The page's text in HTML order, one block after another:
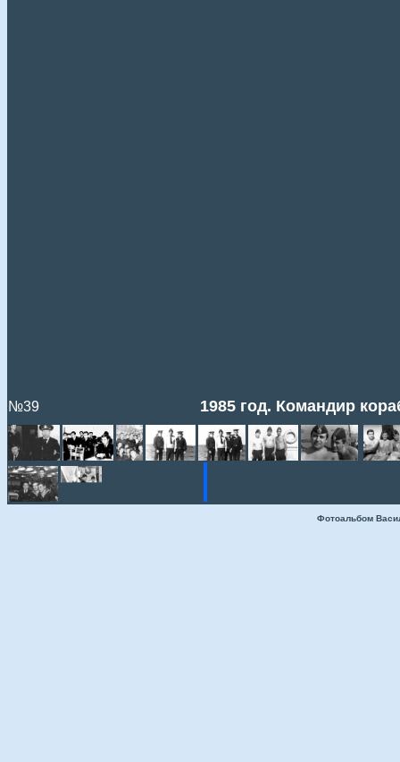
№39 1985 год. Командир
Фотоальбом